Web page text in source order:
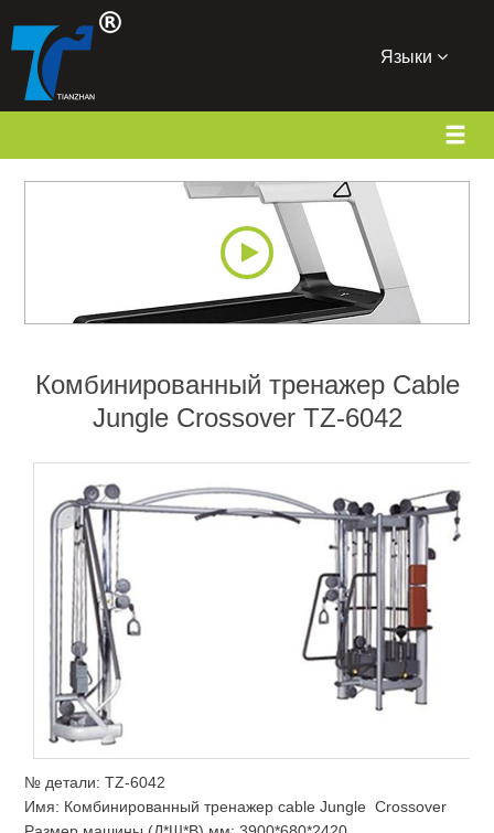
Языки
Комбинированный тренажер Cable
Jungle Crossover TZ-6042
№ детали: TZ-6042
Имя: Комбинированный тренажер сable Jungle Crossover